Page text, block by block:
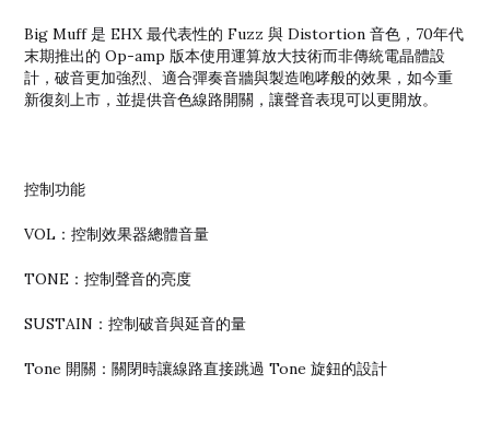
Big Muff 是 EHX 最代表性的 Fuzz 與 Distortion 音色，70年代
末期推出的 Op-amp 版本使用運算放大技術而非傳統電晶體設
計，破音更加強烈、適合彈奏音牆與製造咆哮般的效果，如今重
新復刻上市，並提供音色線路開關，讓聲音表現可以更開放。
控制功能
VOL：控制效果器總體音量
TONE：控制聲音的亮度
SUSTAIN：控制破音與延音的量
Tone 開關：關閉時讓線路直接跳過 Tone 旋鈕的設計